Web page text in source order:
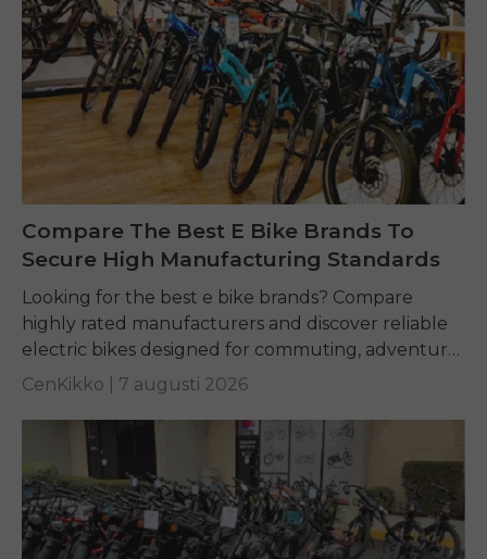
Compare The Best E Bike Brands To
Secure High Manufacturing Standards
Looking for the best e bike brands? Compare
highly rated manufacturers and discover reliable
electric bikes designed for commuting, adventure,
and everyday riding.
CenKikko | 7 augusti 2026